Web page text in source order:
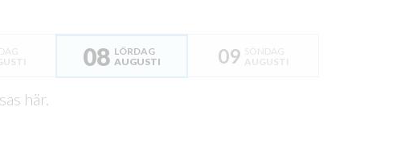
08 LÖRDAG
AUGUSTI
09 SÖNDAG
AUGUSTI
här.